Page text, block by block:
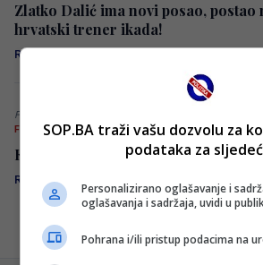
Zlatko Dalić ima novi posao, postao
hrvatski trener ikada!
Redakcija Sop
Foto: X
FUDBAL
Konačno: Samed Baždar ima novi
Redakcija Sop
SOP.BA traži vašu dozvolu za
podataka za
Personalizirano oglašavanje i
oglašavanja i sadržaja, uvidi u
Pohrana i/ili pristup podacima na